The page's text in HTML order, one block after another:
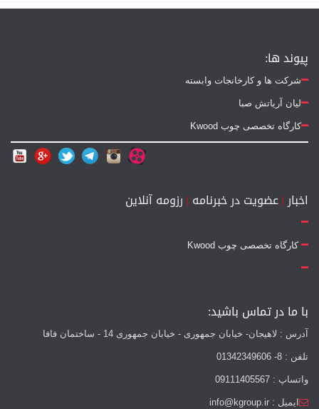
پیوند ها:
شرکت ها و کارخانجات وابسته
لیان آریاتش صبا
کارگاه تخصصی چوب Kwood
اخبار|عضویت در خبرنامه | رزومه آنلاین
کارگاه تخصصی چوب Kwood
با ما در تماس باشید:
آدرس : لاهیجان- خیابان جمهوری - خیابان جمهوری 14 - ساختمان فافا
تلفن : 8- 01342349606
واتساپ : 09111405567
ایمیل : info@kgroup.ir